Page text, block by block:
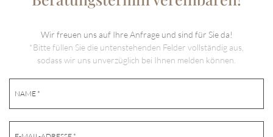
Wir freuen uns auf Ihre Anfrage und sind für Sie da!
*Bitte füllen Sie die untenstehenden Felder vollständig aus,
sodass wir uns unverzüglich bei Ihnen melden können.